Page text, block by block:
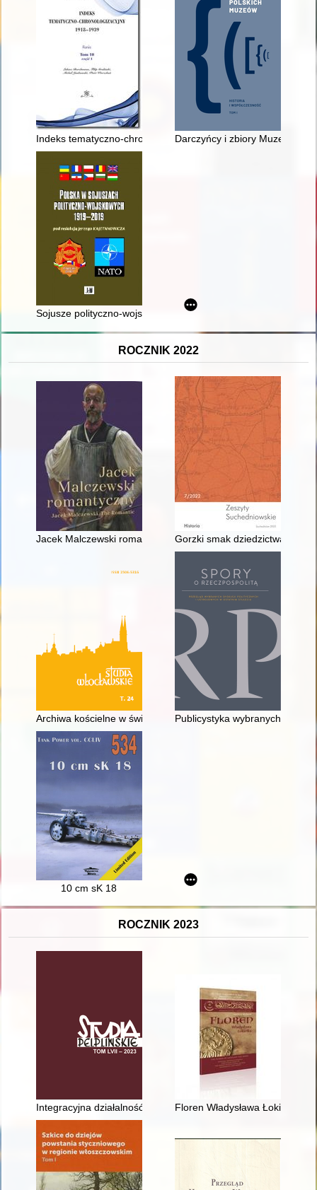
Indeks tematyczno-chronologizacyjny 1918-1939. T. 10, Cz. 1
Darczyńcy i zbiory Muzeum
Sojusze polityczno-wojskowe Polski w latach 1919-1939
ROCZNIK 2022
Jacek Malczewski romantyczny = Jacek Malczewski : the
Gorzki smak dziedzictwa :
Archiwa kościelne w świetle obowiązujących norm
Publicystyka wybranych
10 cm sK 18
ROCZNIK 2023
Integracyjna działalność rządców kościelnych na Śląsku w
Floren Władysława Łokietka